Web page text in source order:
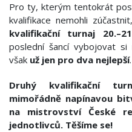
Pro ty, kterým tentokrát
kvalifikace nemohli
kvalifikační turnaj
poslední šancí vybojovat
však už jen pro dva nejlepší.
Druhý kvalifikační
mimořádně napínavou
na mistrovství České
jednotlivců. Těšíme se!